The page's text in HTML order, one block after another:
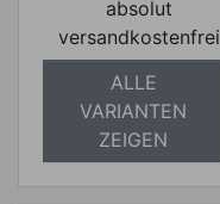
absolut
versandkostenfrei
ALLE
VARIANTEN
ZEIGEN